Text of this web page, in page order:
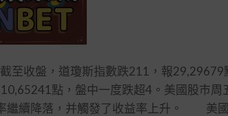
收盤，道瓊斯指數跌211，報29,29679
點，盤中一度跌超4。美國股市周
繼續降落，并觸發了收益率上升。 美